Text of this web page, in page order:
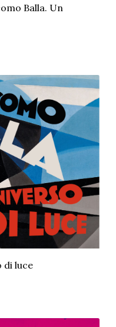
Balla. Un
di luce